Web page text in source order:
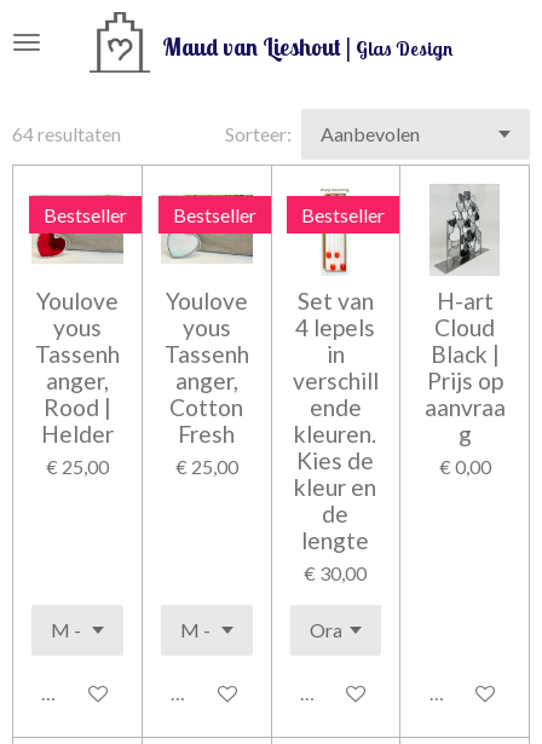
direct
hoofdinhoud
Maud van Lieshout | Glas Design
64 resultaten Sorteer:
Bestseller
Youlove
yous
Tassenh
anger,
Rood |
Helder
€ 25,00
Bekijk details
Bestseller
Youlove
yous
Tassenh
anger,
Cotton
Fresh
€ 25,00
Bekijk details
Bestseller
Set van
4 lepels
in
verschill
ende
kleuren.
Kies de
kleur en
de
lengte
€ 30,00
In winkelwagen
H-art
Cloud
Black |
Prijs op
aanvraa
g
€ 0,00
In